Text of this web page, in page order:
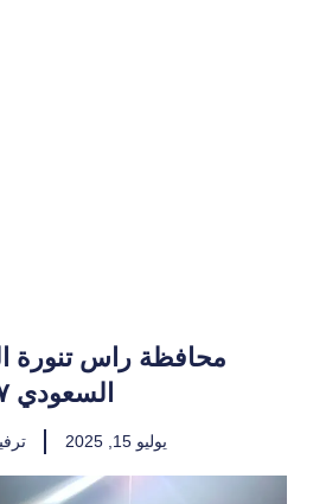
محافظة راس تنورة
السعودي ٨٧
يوليو 15, 2025